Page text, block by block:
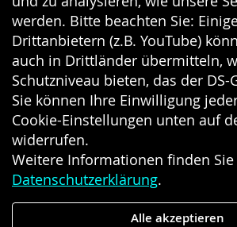
werden. Bitte beachten Sie:
Drittanbietern (z.B. YouTube)
auch in Drittländer übermitteln,
Schutzniveau bieten, das der DS-
Sie können Ihre Einwilligung
Cookie-Einstellungen unten auf
widerrufen.
Weitere Informationen finden
Datenschutzerklärung.
Alle akzeptieren